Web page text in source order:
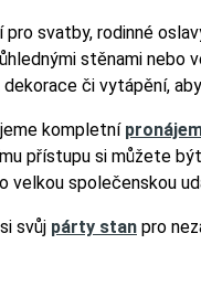
pro svatby, rodinné
stěnami nebo
či vytápění,
kompletní
přístupu si můžete
velkou společenskou
svůj párty stan pro